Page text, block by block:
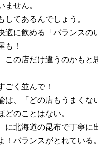
せん。
てあるんでしょう。
に飲める「バランスの
も！
の店だけ違うのかもと
く並んで！
は、「どの店もうまくな
のことはない。
北海道の昆布で丁寧に
！バランスがとれてい